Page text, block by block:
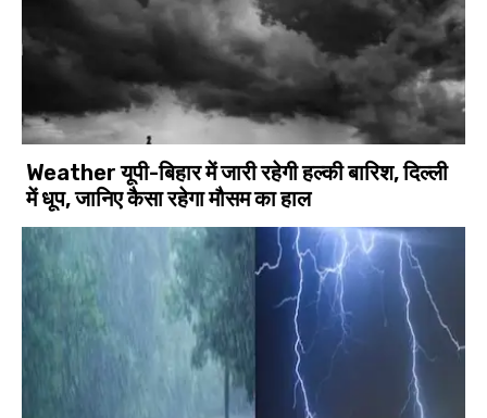
Weather यूपी-बिहार में जारी रहेगी हल्की बारिश, दिल्ली
में धूप, जानिए कैसा रहेगा मौसम का हाल